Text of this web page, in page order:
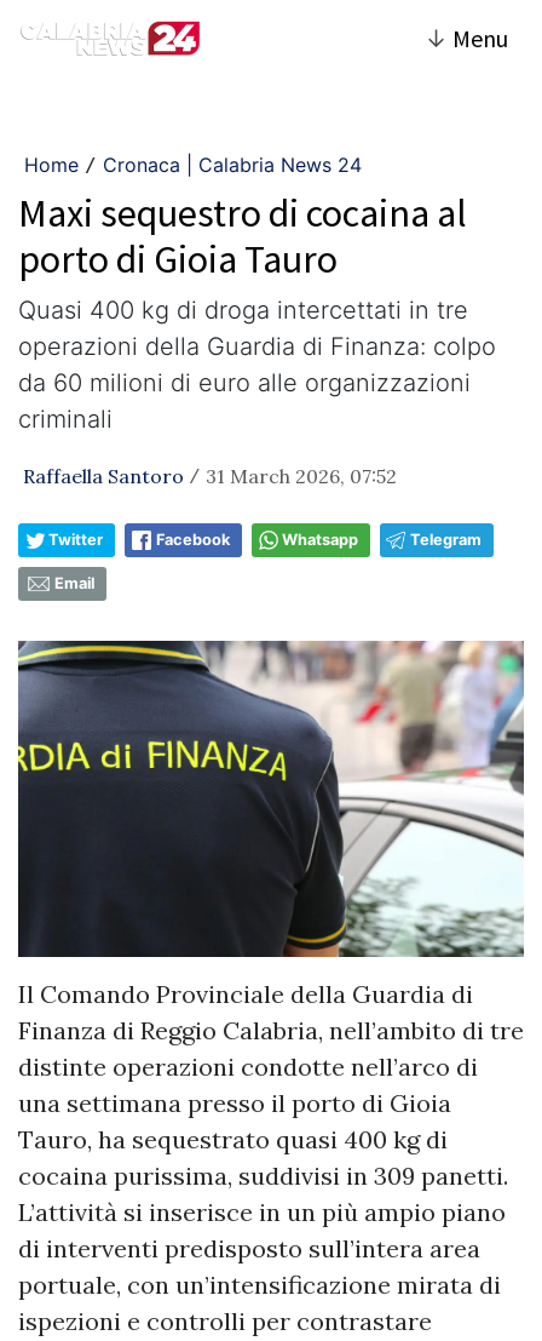
↓ Menu
Home / Cronaca | Calabria News 24
Maxi sequestro di cocaina al
porto di Gioia Tauro
Quasi 400 kg di droga intercettati in tre
operazioni della Guardia di Finanza: colpo
da 60 milioni di euro alle organizzazioni
criminali
Raffaella Santoro / 31 March 2026, 07:52
Twitter Facebook Whatsapp Telegram
Email
Il Comando Provinciale della Guardia di
Finanza di Reggio Calabria, nell’ambito di tre
distinte operazioni condotte nell’arco di
una settimana presso il porto di Gioia
Tauro, ha sequestrato quasi 400 kg di
cocaina purissima, suddivisi in 309 panetti.
L’attività si inserisce in un più ampio piano
di interventi predisposto sull’intera area
portuale, con un’intensificazione mirata di
ispezioni e controlli per contrastare